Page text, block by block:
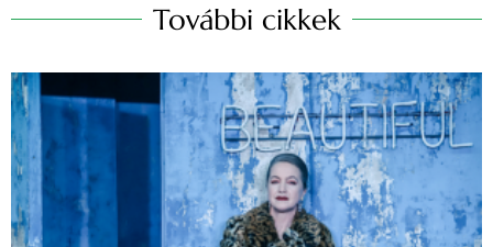
További cikkek